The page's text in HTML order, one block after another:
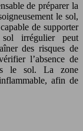
de préparer la
le sol,
de supporter
irrégulier peut
des risques de
l’absence de
le sol. La zone
afin de